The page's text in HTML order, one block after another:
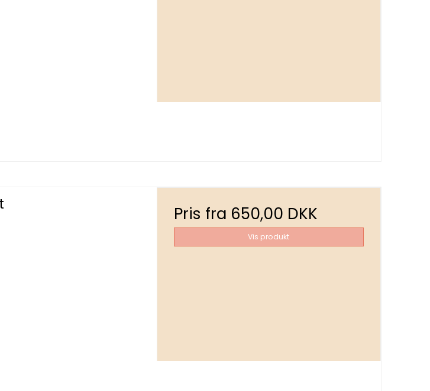
Pris fra 650,00 DKK
Vis produkt